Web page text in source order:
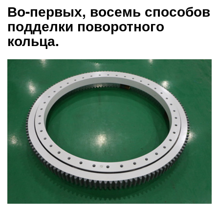
Во-первых, восемь способов
подделки поворотного
кольца.